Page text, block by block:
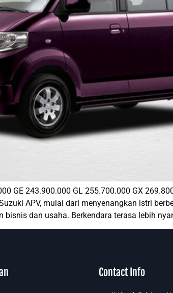
GE 243.900.000 GL 255.700.000 GX
APV, mulai dari menyenangkan istri
dan usaha. Berkendara terasa lebih
Contact Info